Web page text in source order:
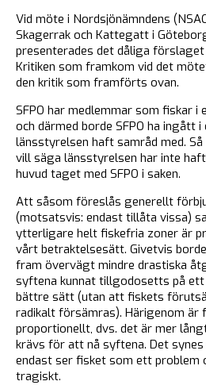
Vid möte i Nordsjönämndens
Skagerrak och Kattegatt i
presenterades det dåliga
Kritiken som framkom vid det
den kritik som framförts ovan.
SFPO har medlemmar som fiskar i
och därmed borde SFPO ha ingått
länsstyrelsen haft samråd med.
vill säga länsstyrelsen har inte
huvud taget med SFPO i saken.
Att såsom föreslås generellt
(motsatsvis: endast tillåta vissa)
ytterligare helt fiskefria zoner är
vårt betraktelsesätt. Givetvis
fram övervägt mindre drastiska
syftena kunnat tillgodosetts på
bättre sätt (utan att fiskets
radikalt försämras). Härigenom är
proportionellt, dvs. det är mer
krävs för att nå syftena. Det
endast ser fisket som ett problem
tragiskt.